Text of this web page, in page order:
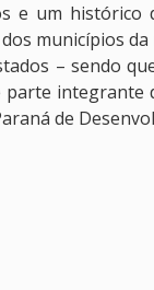
e um histórico
municípios da
– sendo
parte integrante
de